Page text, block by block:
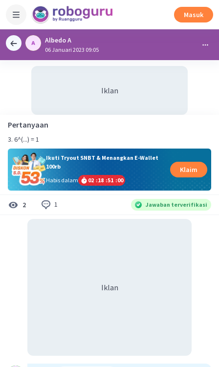
Masuk
Albedo A
06 Januari 2023 09:05
Iklan
Pertanyaan
3. 6^(...) = 1
Ikuti Tryout SNBT & Menangkan E-Wallet
100rb
Habis dalam
02 :18 :51 :00
Klaim
2 1 Jawaban terverifikasi
Iklan